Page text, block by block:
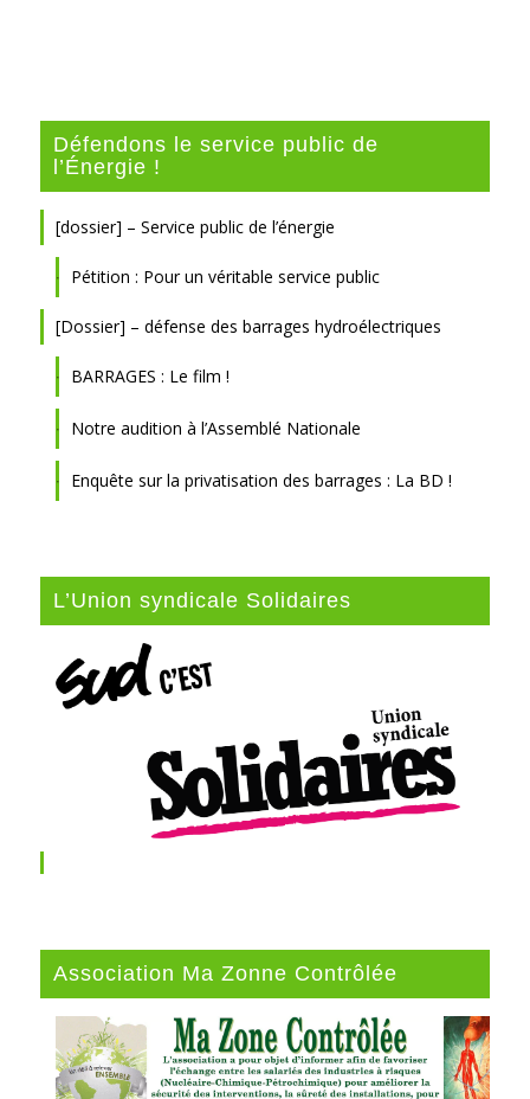
Défendons le service public de
l’Énergie !
[dossier] – Service public de l’énergie
Pétition : Pour un véritable service public
[Dossier] – défense des barrages hydroélectriques
BARRAGES : Le film !
Notre audition à l’Assemblé Nationale
Enquête sur la privatisation des barrages : La BD !
L’Union syndicale Solidaires
Association Ma Zonne Contrôlée